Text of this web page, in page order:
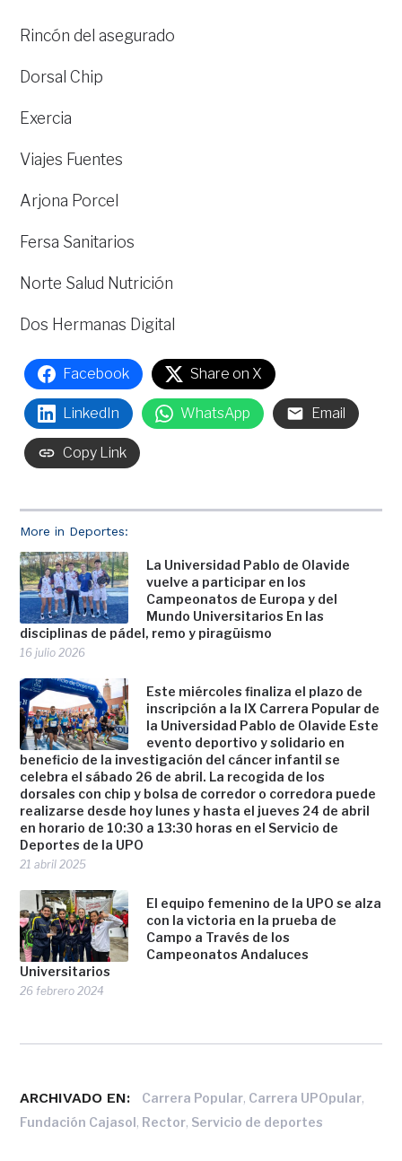
More in Deportes:
La Universidad Pablo de Olavide
vuelve a participar en los
Campeonatos de Europa y del
Mundo Universitarios En las
disciplinas de pádel, remo y piragüismo
16 julio 2026
Este miércoles finaliza el plazo de
inscripción a la IX Carrera Popular de
la Universidad Pablo de Olavide Este
evento deportivo y solidario en
beneficio de la investigación del cáncer infantil se
celebra el sábado 26 de abril. La recogida de los
dorsales con chip y bolsa de corredor o corredora puede
realizarse desde hoy lunes y hasta el jueves 24 de abril
en horario de 10:30 a 13:30 horas en el Servicio de
Deportes de la UPO
21 abril 2025
El equipo femenino de la UPO se alza
con la victoria en la prueba de
Campo a Través de los
Campeonatos Andaluces
Universitarios
26 febrero 2024
Rincón del asegurado
Dorsal Chip
Exercia
Viajes Fuentes
Arjona Porcel
Fersa Sanitarios
Norte Salud Nutrición
Dos Hermanas Digital
Facebook Share on X
LinkedIn WhatsApp Email
Copy Link
ARCHIVADO EN: Carrera Popular, Carrera UPOpular,
Fundación Cajasol, Rector, Servicio de deportes